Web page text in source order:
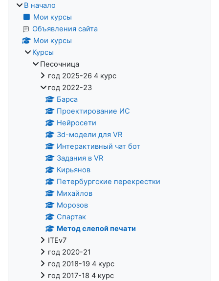
В начало
Мои курсы
Объявления сайта
Мои курсы
Курсы
Песочница
год 2025-26 4 курс
год 2022-23
Барса
Проектирование ИС
Нейросети
3d-модели для VR
Интерактивный чат бот
Задания в VR
Кирьянов
Петербургские перекрестки
Михайлов
Морозов
Спартак
Метод слепой печати
ITEv7
год 2020-21
год 2018-19 4 курс
год 2017-18 4 курс